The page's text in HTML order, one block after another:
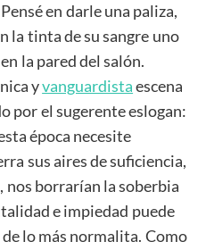
en darle una paliza,
la tinta de su sangre uno
la pared del salón.
yvanguardistaescena
por el sugerente eslogan:
época necesite
sus aires de suficiencia,
nos borrarían la soberbia
e impiedad puede
lo más normalita. Como